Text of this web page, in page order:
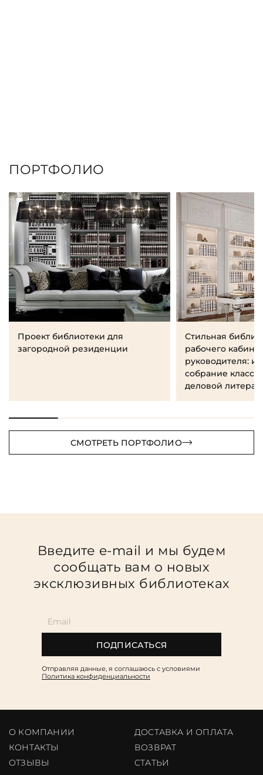
ПОРТФОЛИО
Проект библиотеки для
загородной резиденции
Стильная
рабочего
руководителя:
собрание
деловой
СМОТРЕТЬ ПОРТФОЛИО
Введите e-mail и мы будем
сообщать вам о новых
эксклюзивных библиотеках
ПОДПИСАТЬСЯ
Отправляя данные, я соглашаюсь c условиями
Политика конфиденциальности
О КОМПАНИИ
ДОСТАВКА И ОПЛАТА
КОНТАКТЫ
ВОЗВРАТ
ОТЗЫВЫ
CТАТЬИ